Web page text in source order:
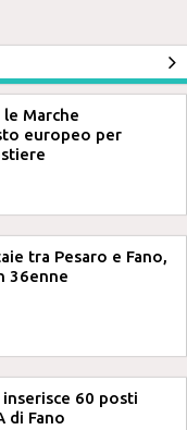
le Marche
europeo per
tra Pesaro e Fano,
36enne
60 posti
di Fano